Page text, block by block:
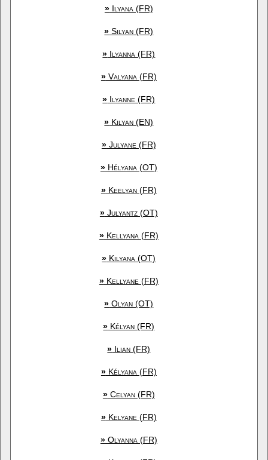
»Ilyana (FR)
» Silyan (FR)
» Ilyanna (FR)
»Valyana (FR)
» Ilyanne (FR)
» Kilyan (EN)
»Julyane (FR)
»Hélyana (OT)
»Keelyan (FR)
»Julyantz (OT)
»Kellyana (FR)
» Kilyana (OT)
»Kellyane (FR)
» Olyan (OT)
» Kélyan (FR)
» Ilian (FR)
»Kélyana (FR)
»Celyan (FR)
»Kelyane (FR)
»Olyanna (FR)